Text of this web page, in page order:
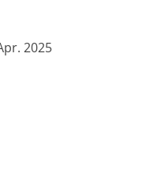
2025